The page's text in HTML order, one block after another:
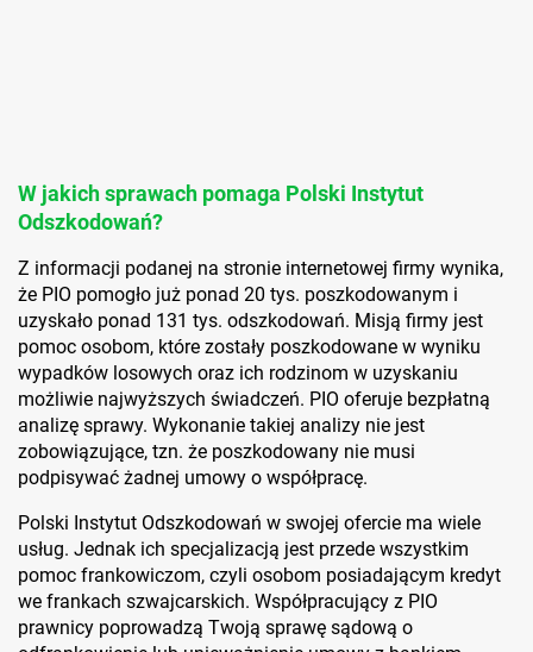
W jakich sprawach pomaga Polski Instytut
Odszkodowań?
Z informacji podanej na stronie internetowej firmy wynika,
że PIO pomogło już ponad 20 tys. poszkodowanym i
uzyskało ponad 131 tys. odszkodowań. Misją firmy jest
pomoc osobom, które zostały poszkodowane w wyniku
wypadków losowych oraz ich rodzinom w uzyskaniu
możliwie najwyższych świadczeń. PIO oferuje bezpłatną
analizę sprawy. Wykonanie takiej analizy nie jest
zobowiązujące, tzn. że poszkodowany nie musi
podpisywać żadnej umowy o współpracę.
Polski Instytut Odszkodowań w swojej ofercie ma wiele
usług. Jednak ich specjalizacją jest przede wszystkim
pomoc frankowiczom, czyli osobom posiadającym kredyt
we frankach szwajcarskich. Współpracujący z PIO
prawnicy poprowadzą Twoją sprawę sądową o